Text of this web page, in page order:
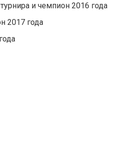
и чемпион 2016 года
2017 года